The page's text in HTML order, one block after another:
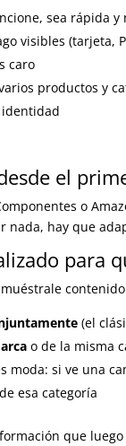
sea rápida y
visibles (tarjeta,
caro
productos y
el
o
nada, hay que
para
(el
o de la misma
moda: si ve una
de esa categoría
que